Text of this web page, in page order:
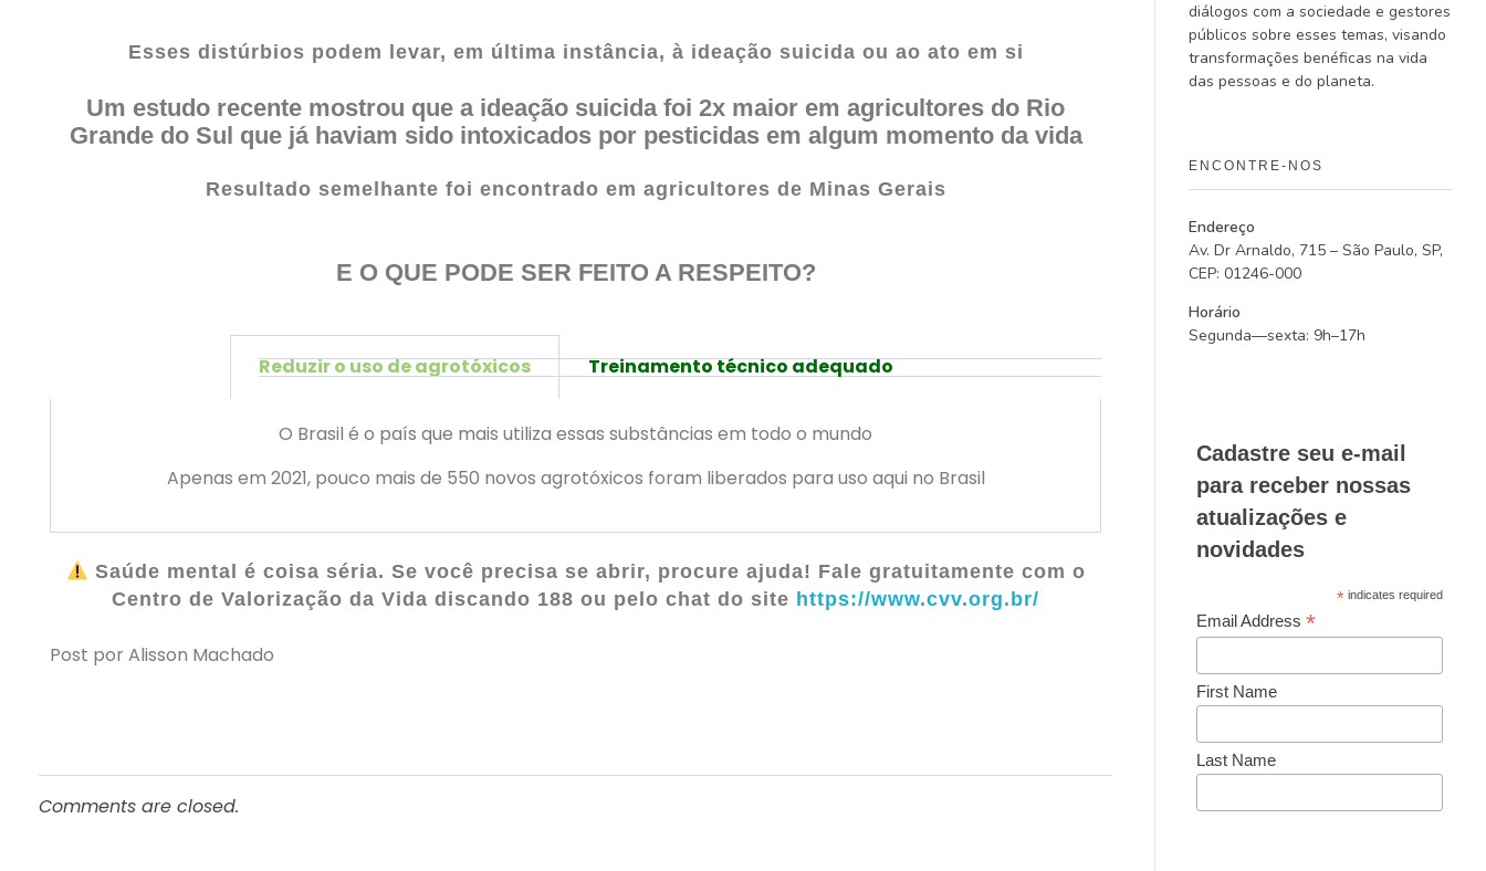
Esses distúrbios podem levar, em última instância, à ideação suicida ou ao ato em si
Um estudo recente mostrou que aideação suicida foi 2x maior em agricultores do Rio
Grande do Sul que já haviam sido intoxicados por pesticidas em algum momento da vida
Resultado semelhante foi encontrado em agricultores de Minas Gerais
E O QUE PODE SER FEITO A RESPEITO?
Reduzir o uso de agrotóxicos Treinamento técnico adequado
O Brasil é o país que mais utiliza essas substâncias em todo o mundo
Apenas em 2021, pouco mais de 550 novos agrotóxicos foram liberados para uso aqui no Brasil
Saúde mental é coisa séria. Se você precisa se abrir, procure ajuda! Fale gratuitamente com o
Centro de Valorização da Vida discando 188 ou pelo chat do site https://www.cvv.org.br/
Post por Alisson Machado
Comments are closed.
diálogos com a sociedade e gestores
públicos sobre esses temas, visando
transformações benéficas na vida
das pessoas e do planeta.
ENCONTRE-NOS
Endereço
Av. Dr Arnaldo, 715 – São Paulo, SP,
CEP: 01246-000
Horário
Segunda—sexta: 9h–17h
Cadastre seu e-mail
para receber nossas
atualizações e
novidades
*indicates required
Email Address*
First Name
Last Name